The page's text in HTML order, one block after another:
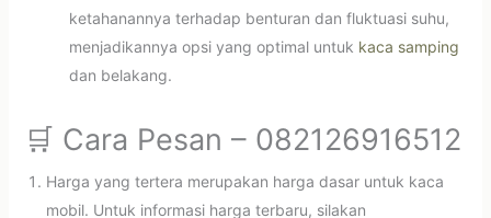
ketahanannya terhadap benturan dan fluktuasi suhu,
menjadikannya opsi yang optimal untuk kaca samping
dan belakang.
🛒 Cara Pesan – 082126916512
Harga yang tertera merupakan harga dasar untuk kaca
mobil. Untuk informasi harga terbaru, silakan